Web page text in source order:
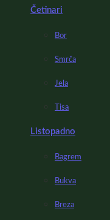
Četinari
Bor
Smrča
Jela
Tisa
Listopadno
Bagrem
Bukva
Breza